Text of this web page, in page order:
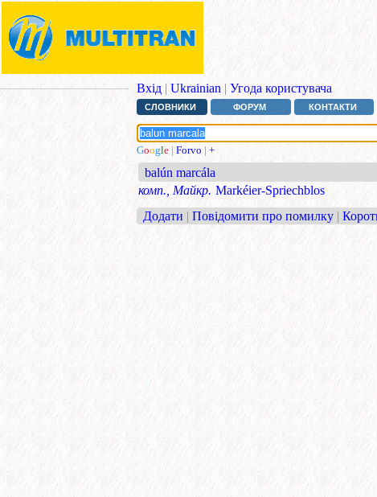
Вхід | Ukrainian | Угода користувача
СЛОВНИКИ ФОРУМ КОНТАКТИ
Google | Forvo | +
balún marcála
комп., Майкр. Markéier-Spriechblos
Додати | Повідомити про помилку |